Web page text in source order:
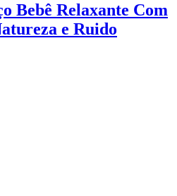
Bebê Relaxante Com
e Ruido